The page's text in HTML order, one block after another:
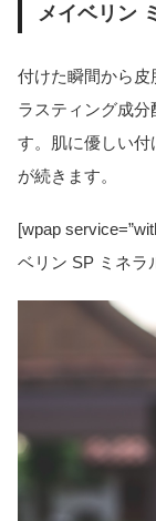
メイベリン
付けた瞬間から
ラスティング成
す。肌に優しい
が続きます。
[wpap
ベリン SP ミネラ